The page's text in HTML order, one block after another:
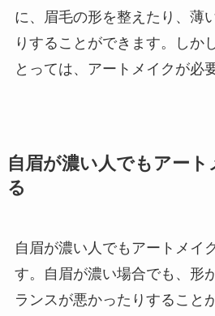
に、眉毛の形を整えたり、薄
りすることができます。しか
とっては、アートメイクが必
自眉が濃い人でもアー
る
自眉が濃い人でもアートメイ
す。自眉が濃い場合でも、形
ランスが悪かったりすること